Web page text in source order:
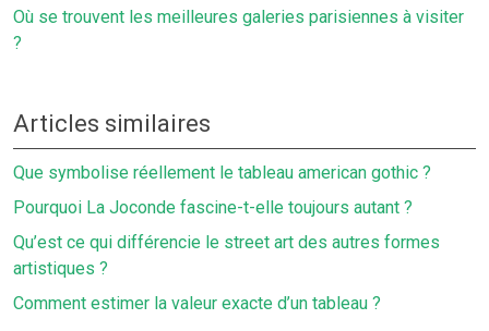
Où se trouvent les meilleures galeries parisiennes à visiter
?
Articles similaires
Que symbolise réellement le tableau american gothic ?
Pourquoi La Joconde fascine-t-elle toujours autant ?
Qu’est ce qui différencie le street art des autres formes
artistiques ?
Comment estimer la valeur exacte d’un tableau ?